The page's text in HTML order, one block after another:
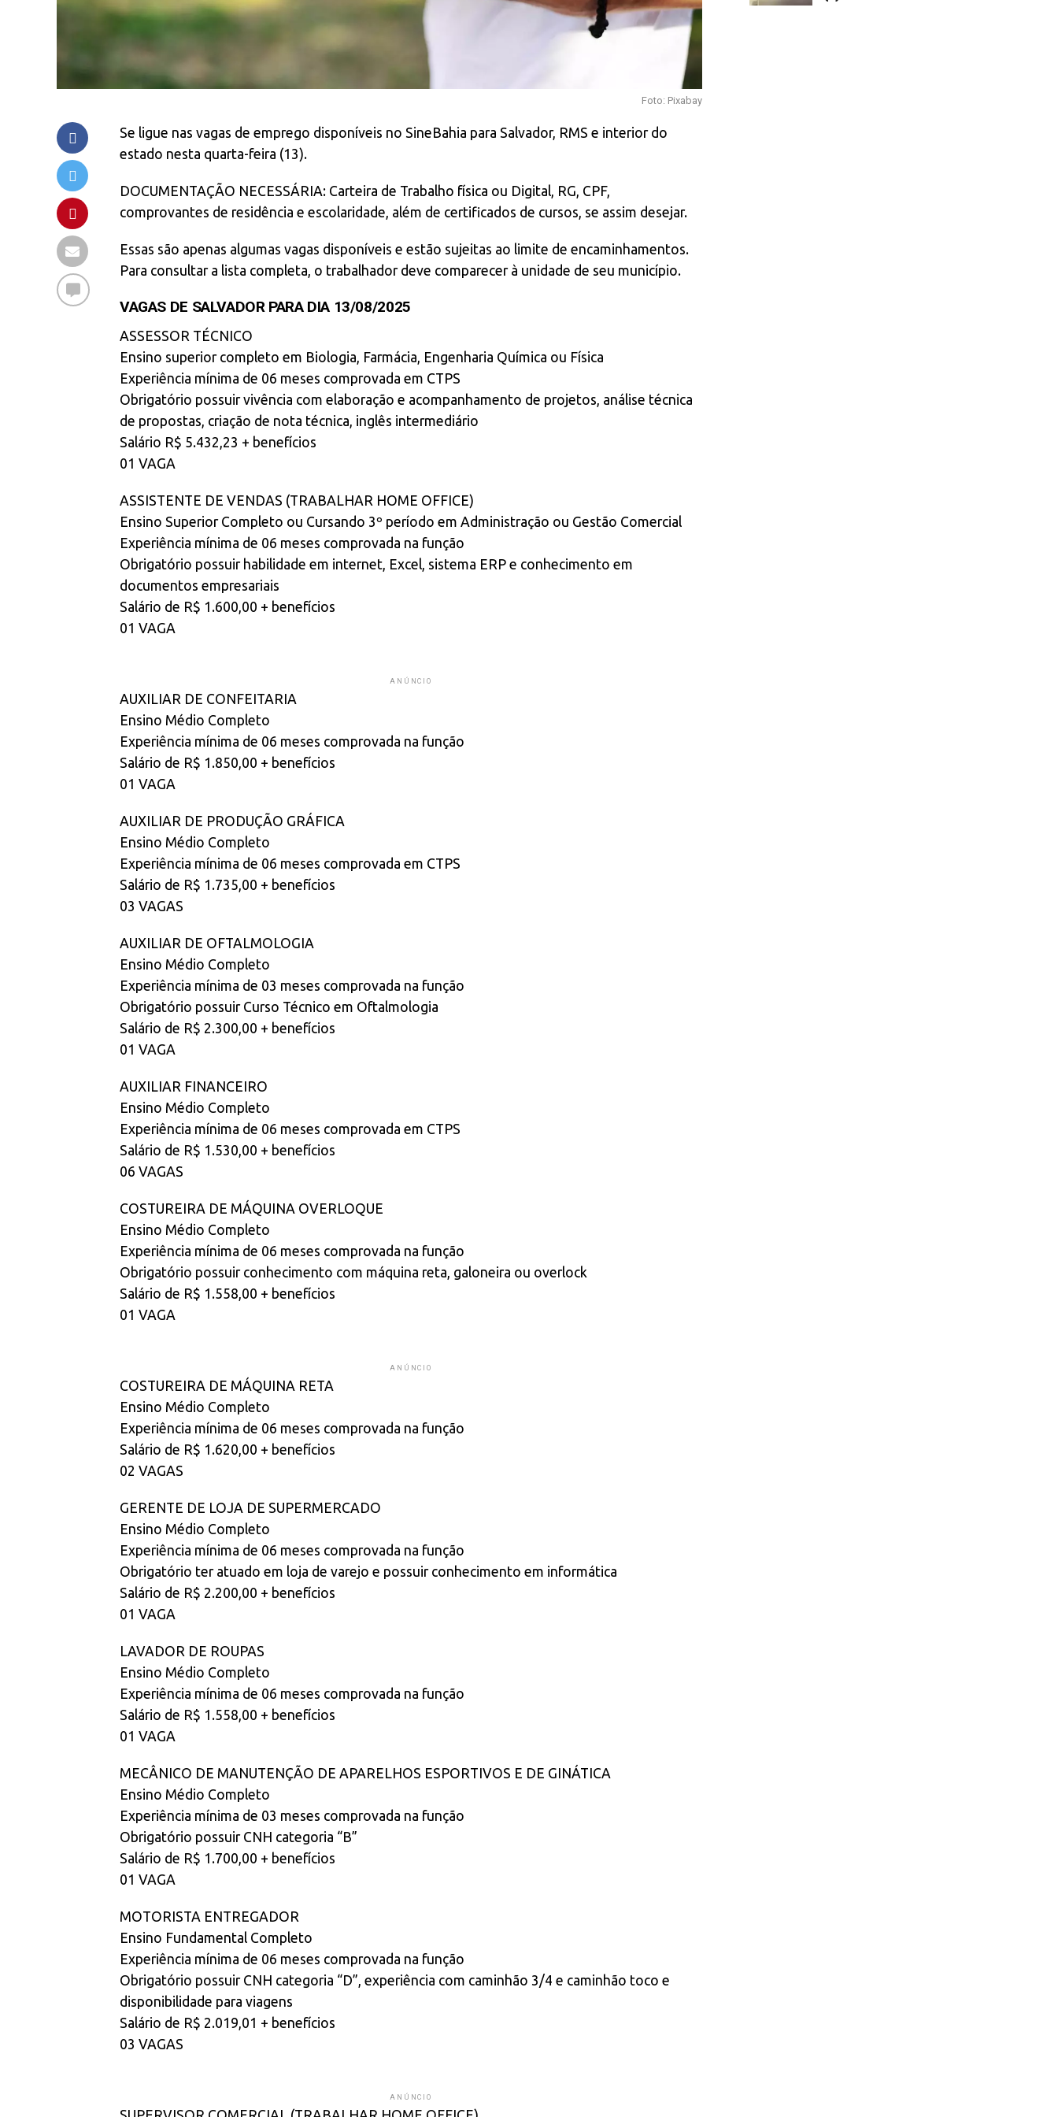
Foto: Pixabay
Se ligue nas vagas de emprego disponíveis no SineBahia para Salvador, RMS e interior do
estado nesta quarta-feira (13).
DOCUMENTAÇÃO NECESSÁRIA: Carteira de Trabalho física ou Digital, RG, CPF,
comprovantes de residência e escolaridade, além de certificados de cursos, se assim desejar.
Essas são apenas algumas vagas disponíveis e estão sujeitas ao limite de encaminhamentos.
Para consultar a lista completa, o trabalhador deve comparecer à unidade de seu município.
VAGAS DE SALVADOR PARA DIA 13/08/2025
ASSESSOR TÉCNICO
Ensino superior completo em Biologia, Farmácia, Engenharia Química ou Física
Experiência mínima de 06 meses comprovada em CTPS
Obrigatório possuir vivência com elaboração e acompanhamento de projetos, análise técnica
de propostas, criação de nota técnica, inglês intermediário
Salário R$ 5.432,23 + benefícios
01 VAGA
ASSISTENTE DE VENDAS (TRABALHAR HOME OFFICE)
Ensino Superior Completo ou Cursando 3º período em Administração ou Gestão Comercial
Experiência mínima de 06 meses comprovada na função
Obrigatório possuir habilidade em internet, Excel, sistema ERP e conhecimento em
documentos empresariais
Salário de R$ 1.600,00 + benefícios
01 VAGA
ANÚNCIO
AUXILIAR DE CONFEITARIA
Ensino Médio Completo
Experiência mínima de 06 meses comprovada na função
Salário de R$ 1.850,00 + benefícios
01 VAGA
AUXILIAR DE PRODUÇÃO GRÁFICA
Ensino Médio Completo
Experiência mínima de 06 meses comprovada em CTPS
Salário de R$ 1.735,00 + benefícios
03 VAGAS
AUXILIAR DE OFTALMOLOGIA
Ensino Médio Completo
Experiência mínima de 03 meses comprovada na função
Obrigatório possuir Curso Técnico em Oftalmologia
Salário de R$ 2.300,00 + benefícios
01 VAGA
AUXILIAR FINANCEIRO
Ensino Médio Completo
Experiência mínima de 06 meses comprovada em CTPS
Salário de R$ 1.530,00 + benefícios
06 VAGAS
COSTUREIRA DE MÁQUINA OVERLOQUE
Ensino Médio Completo
Experiência mínima de 06 meses comprovada na função
Obrigatório possuir conhecimento com máquina reta, galoneira ou overlock
Salário de R$ 1.558,00 + benefícios
01 VAGA
ANÚNCIO
COSTUREIRA DE MÁQUINA RETA
Ensino Médio Completo
Experiência mínima de 06 meses comprovada na função
Salário de R$ 1.620,00 + benefícios
02 VAGAS
GERENTE DE LOJA DE SUPERMERCADO
Ensino Médio Completo
Experiência mínima de 06 meses comprovada na função
Obrigatório ter atuado em loja de varejo e possuir conhecimento em informática
Salário de R$ 2.200,00 + benefícios
01 VAGA
LAVADOR DE ROUPAS
Ensino Médio Completo
Experiência mínima de 06 meses comprovada na função
Salário de R$ 1.558,00 + benefícios
01 VAGA
MECÂNICO DE MANUTENÇÃO DE APARELHOS ESPORTIVOS E DE GINÁTICA
Ensino Médio Completo
Experiência mínima de 03 meses comprovada na função
Obrigatório possuir CNH categoria “B”
Salário de R$ 1.700,00 + benefícios
01 VAGA
MOTORISTA ENTREGADOR
Ensino Fundamental Completo
Experiência mínima de 06 meses comprovada na função
Obrigatório possuir CNH categoria “D”, experiência com caminhão 3/4 e caminhão toco e
disponibilidade para viagens
Salário de R$ 2.019,01 + benefícios
03 VAGAS
ANÚNCIO